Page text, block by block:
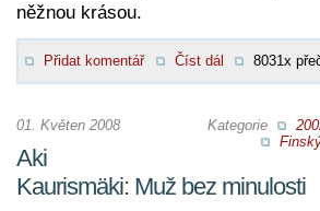
něžnou krásou.
Přidat komentář Číst dál 8031x
Kategorie
01. Květen 2008
Aki
Kaurismäki: Muž bez minulosti